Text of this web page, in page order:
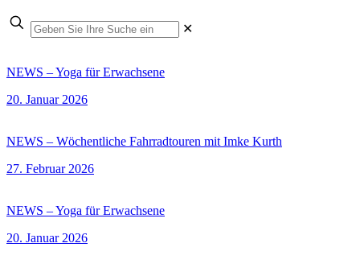
✕
NEWS – Yoga für Erwachsene
20. Januar 2026
NEWS – Wöchentliche Fahrradtouren mit Imke Kurth
27. Februar 2026
NEWS – Yoga für Erwachsene
20. Januar 2026